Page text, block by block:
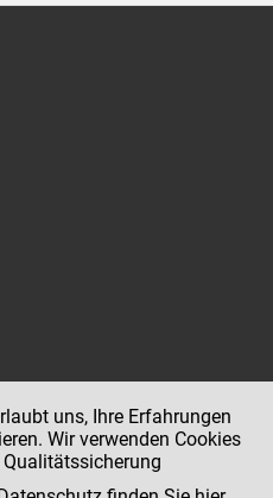
uns, Ihre Erfahrungen
Wir verwenden Cookies